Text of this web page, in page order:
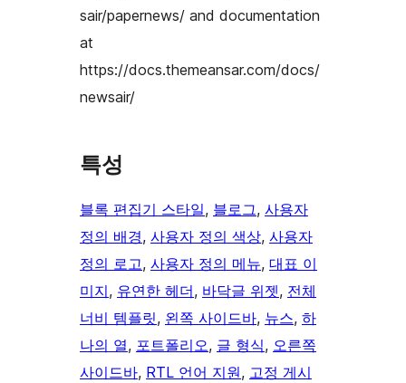
sair/papernews/ and documentation
at
https://docs.themeansar.com/docs/
newsair/
특성
블록 편집기 스타일, 블로그, 사용자
정의 배경, 사용자 정의 색상, 사용자
정의 로고, 사용자 정의 메뉴, 대표 이
미지, 유연한 헤더, 바닥글 위젯, 전체
너비 템플릿, 왼쪽 사이드바, 뉴스, 하
나의 열, 포트폴리오, 글 형식, 오른쪽
사이드바, RTL 언어 지원, 고정 게시